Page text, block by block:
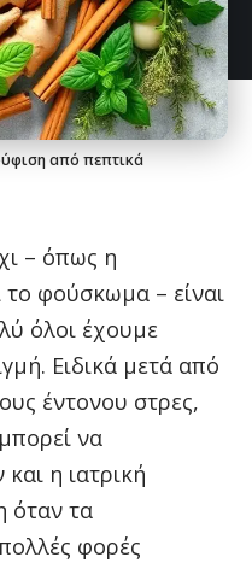
από πεπτικά
– όπως η
το φούσκωμα – είναι
όλοι έχουμε
Ειδικά μετά από
έντονου στρες,
να
η ιατρική
όταν τα
φορές